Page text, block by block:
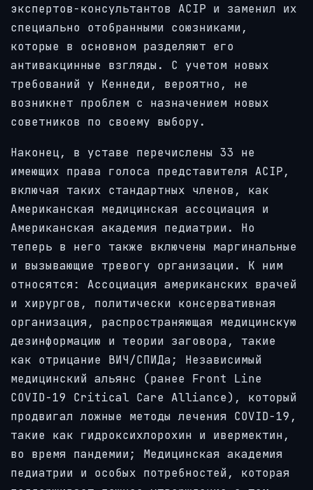
экспертов-консультантов ACIP и заменил их
специально отобранными союзниками,
которые в основном разделяют его
антивакцинные взгляды. С учетом новых
требований у Кеннеди, вероятно, не
возникнет проблем с назначением новых
советников по своему выбору.
Наконец, в уставе перечислены 33 не
имеющих права голоса представителя ACIP,
включая таких стандартных членов, как
Американская медицинская ассоциация и
Американская академия педиатрии. Но
теперь в него также включены маргинальные
и вызывающие тревогу организации. К ним
относятся: Ассоциация американских врачей
и хирургов, политически консервативная
организация, распространяющая медицинскую
дезинформацию и теории заговора, такие
как отрицание ВИЧ/СПИДа; Независимый
медицинский альянс (ранее Front Line
COVID-19 Critical Care Alliance), который
продвигал ложные методы лечения COVID-19,
такие как гидроксихлорохин и ивермектин,
во время пандемии; Медицинская академия
педиатрии и особых потребностей, которая